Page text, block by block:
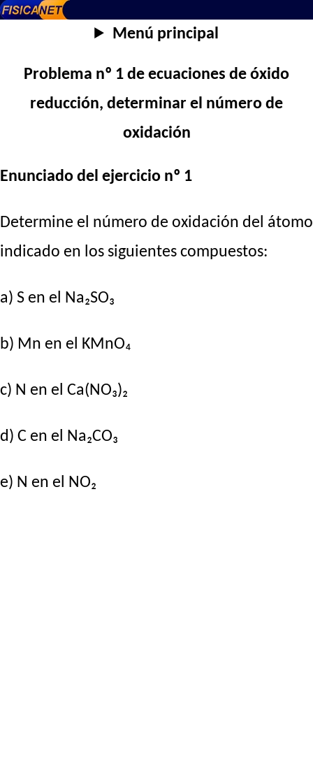
Menú principal
Problema nº 1 de ecuaciones de óxido
reducción, determinar el número de
oxidación
Enunciado del ejercicio nº 1
Determine el número de oxidación del átomo
indicado en los siguientes compuestos:
a) S en el Na₂SO₃
b) Mn en el KMnO₄
c) N en el Ca(NO₃)₂
d) C en el Na₂CO₃
e) N en el NO₂